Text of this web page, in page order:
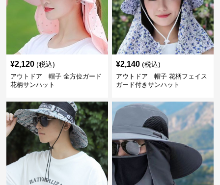
¥2,120 (税込)
アウトドア 帽子 全方位ガード
花柄サンハット
¥2,140 (税込)
アウトドア 帽子 花柄フェイス
ガード付きサンハット